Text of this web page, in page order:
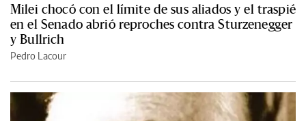
Milei chocó con el límite de sus aliados y el traspié
en el Senado abrió reproches contra Sturzenegger
y Bullrich
Pedro Lacour